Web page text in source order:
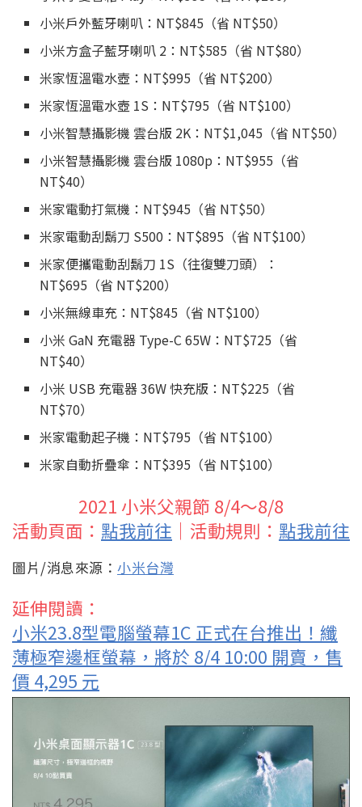
小米戶外藍牙喇叭：NT$845（省 NT$50）
小米方盒子藍牙喇叭 2：NT$585（省 NT$80）
米家恆溫電水壺：NT$995（省 NT$200）
米家恆溫電水壺 1S：NT$795（省 NT$100）
小米智慧攝影機 雲台版 2K：NT$1,045（省 NT$50）
小米智慧攝影機 雲台版 1080p：NT$955（省
NT$40）
米家電動打氣機：NT$945（省 NT$50）
米家電動刮鬍刀 S500：NT$895（省 NT$100）
米家便攜電動刮鬍刀 1S（往復雙刀頭）：
NT$695（省 NT$200）
小米無線車充：NT$845（省 NT$100）
小米 GaN 充電器 Type-C 65W：NT$725（省
NT$40）
小米 USB 充電器 36W 快充版：NT$225（省
NT$70）
米家電動起子機：NT$795（省 NT$100）
米家自動折疊傘：NT$395（省 NT$100）
2021 小米父親節 8/4～8/8
活動頁面： 點我前往 ｜活動規則： 點我前往
圖片/消息來源： 小米台灣
延伸閱讀：
小米23.8型電腦螢幕1C 正式在台推出！纖
薄極窄邊框螢幕，將於 8/4 10:00 開賣，售
價 4,295 元